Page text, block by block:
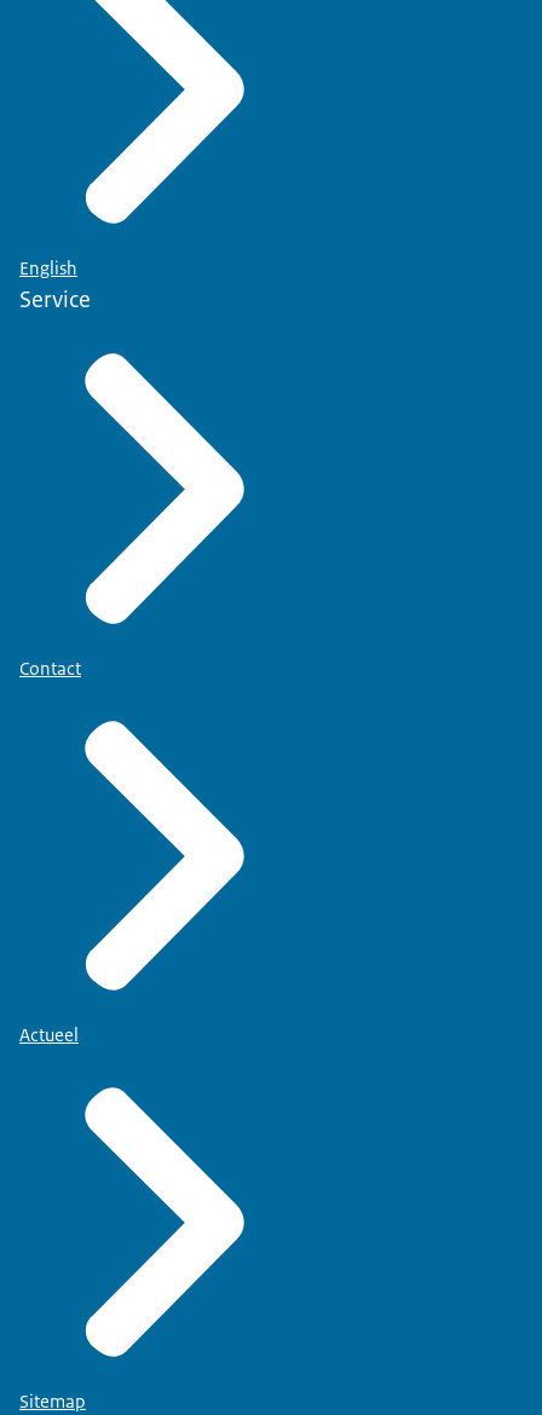
English
Service
Contact
Actueel
Sitemap